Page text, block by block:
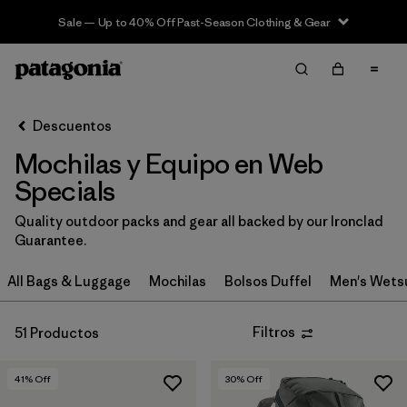
Sale — Up to 40% Off Past-Season Clothing & Gear
Filter & Sort Limpiar Todos
Ordenar Por
Filtrar por
Categoría
Filtrar por
Deporte
Filtrar por
Volumen
Filtrar por
Características y procesos
Filtrar por
Familia de productos
Descuentos
Mochilas y Equipo en Web
Specials
Quality outdoor packs and gear all backed by our Ironclad
Guarantee.
All Bags & Luggage Mochilas Bolsos Duffel Men's
51 Productos Filtros
41% Off 30% Off